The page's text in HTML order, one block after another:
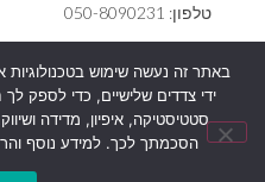
טלפון: 050-8090231
הצהרת נגישות
מדיניות פרטיות
ידי צדדים שלישיים, כדי לספק לך
סטטיסטיקה, איפיון, מדידה
הסכמתך לכך. למידע נוסף
להציג הצעות ומודעות מותאמות
המשך הגלישה באתר